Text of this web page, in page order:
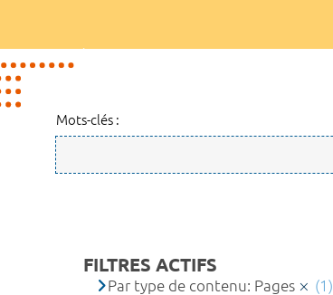
Mots-clés :
FILTRES ACTIFS
Par type de contenu: Pages
(1)